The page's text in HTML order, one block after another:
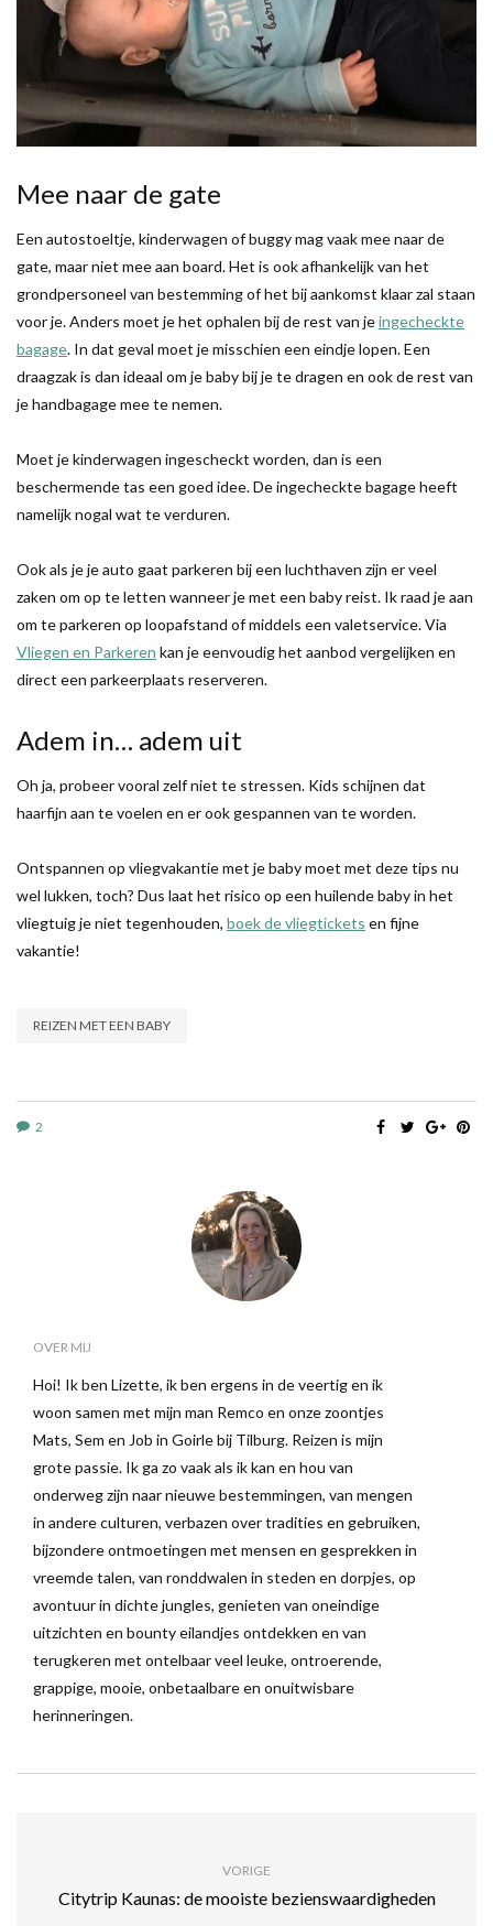
Mee naar de gate
Een autostoeltje, kinderwagen of buggy mag vaak mee naar de
gate, maar niet mee aan board. Het is ook afhankelijk van het
grondpersoneel van bestemming of het bij aankomst klaar zal staan
voor je. Anders moet je het ophalen bij de rest van jeingecheckte
bagage. In dat geval moet je misschien een eindje lopen. Een
draagzak is dan ideaal om je baby bij je te dragen en ook de rest van
je handbagage mee te nemen.
Moet je kinderwagen ingescheckt worden, dan is een
beschermende tas een goed idee. De ingecheckte bagage heeft
namelijk nogal wat te verduren.
Ook als je je auto gaat parkeren bij een luchthaven zijn er veel
zaken om op te letten wanneer je met een baby reist. Ik raad je aan
om te parkeren op loopafstand of middels een valetservice. Via
Vliegen en Parkeren kan je eenvoudig het aanbod vergelijken en
direct een parkeerplaats reserveren.
Adem in… adem uit
Oh ja, probeer vooral zelf niet te stressen. Kids schijnen dat
haarfijn aan te voelen en er ook gespannen van te worden.
Ontspannen op vliegvakantie met je baby moet met deze tips nu
wel lukken, toch? Dus laat het risico op een huilende baby in het
vliegtuig je niet tegenhouden, boek de vliegtickets en fijne
vakantie!
REIZEN MET EEN BABY
2
OVER MIJ
Hoi! Ik ben Lizette, ik ben ergens in de veertig en ik
woon samen met mijn man Remco en onze zoontjes
Mats, Sem en Job in Goirle bij Tilburg. Reizen is mijn
grote passie. Ik ga zo vaak als ik kan en hou van
onderweg zijn naar nieuwe bestemmingen, van mengen
in andere culturen, verbazen over tradities en gebruiken,
bijzondere ontmoetingen met mensen en gesprekken in
vreemde talen, van ronddwalen in steden en dorpjes, op
avontuur in dichte jungles, genieten van oneindige
uitzichten en bounty eilandjes ontdekken en van
terugkeren met ontelbaar veel leuke, ontroerende,
grappige, mooie, onbetaalbare en onuitwisbare
herinneringen.
VORIGE
Citytrip Kaunas: de mooiste bezienswaardigheden